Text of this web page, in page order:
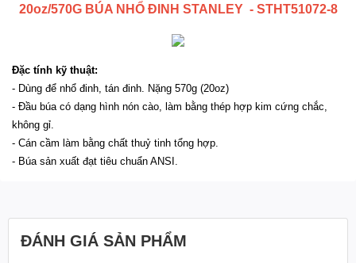
20oz/570G BÚA NHỔ ĐINH STANLEY - STHT51072-8
Đặc tính kỹ thuật:
- Dùng để nhổ đinh, tán đinh. Nặng 570g (20oz)
- Đầu búa có dạng hình nón cào, làm bằng thép hợp kim cứng chắc,
không gỉ.
- Cán cầm làm bằng chất thuỷ tinh tổng hợp.
- Búa sản xuất đạt tiêu chuẩn ANSI.
ĐÁNH GIÁ SẢN PHẨM